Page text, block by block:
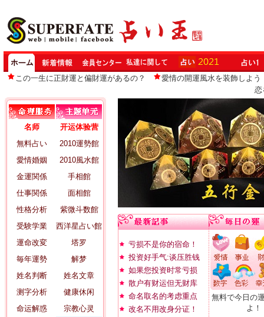
この一生に正財運と偏財運があるの？
愛情の開運風水を装飾しよう
恋
名师
無料占い
愛情婚姻
金運関係
仕事関係
性格分析
受験学業
運命改変
毎年運勢
姓名判断
测字分析
命运解惑
开运体验营
2010運勢館
2010風水館
手相館
面相館
紫微斗数館
西洋星占い館
塔罗
解梦
姓名文章
健康休闲
宗教心灵
亏损不是你的宿命！
投资好手气:谈压胜钱
如果您投资时常亏损
散户有财运但无财库
命名取名的考虑重点
改名不用改身分证！
無料で今日の
よ！